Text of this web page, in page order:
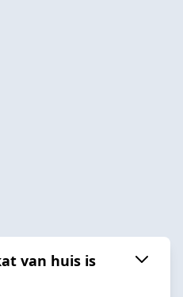
van huis is